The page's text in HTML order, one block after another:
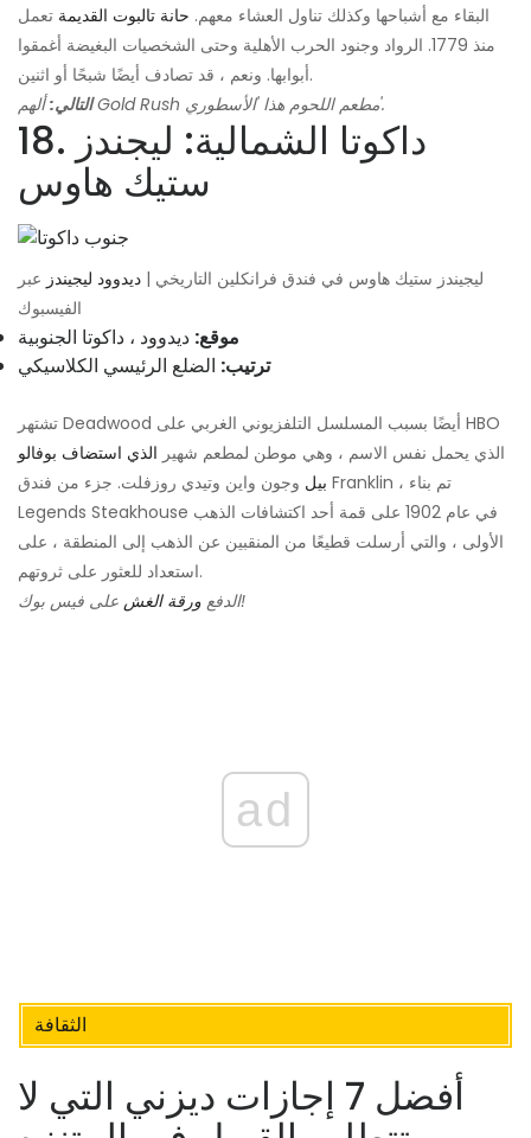
البقاء مع أشباحها وكذلك تناول العشاء معهم. حانة تالبوت القديمة تعمل
منذ 1779. الرواد وجنود الحرب الأهلية وحتى الشخصيات البغيضة أغمقوا
أبوابها. ونعم ، قد تصادف أيضًا شبحًا أو اثنين.
التالي:
ألهم Gold Rush مطعم اللحوم هذا 'الأسطوري'.
18. داكوتا الشمالية: ليجندز
ستيك هاوس
ليجيندز ستيك هاوس في فندق فرانكلين التاريخي | ديدوود ليجيندز عبر
الفيسبوك
موقع: ديدوود ، داكوتا الجنوبية
ترتيب: الضلع الرئيسي الكلاسيكي
تشتهر Deadwood أيضًا بسبب المسلسل التلفزيوني الغربي على HBO
الذي يحمل نفس الاسم ، وهي موطن لمطعم شهير الذي استضاف بوفالو
بيل وجون واين وتيدي روزفلت. جزء من فندق Franklin ، تم بناء
Legends Steakhouse في عام 1902 على قمة أحد اكتشافات الذهب
الأولى ، والتي أرسلت قطيعًا من المنقبين عن الذهب إلى المنطقة ، على
استعداد للعثور على ثروتهم.
الدفع ورقة الغش على فيس بوك!
ad
الثقافة
أفضل 7 إجازات ديزني التي لا